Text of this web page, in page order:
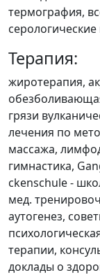
термография,
Терапия:
жиротерапия,
грязи
лечения по
массажа,
гимнастика,
ckenschule -
мед.
аутогенез,
терапии,
доклады о